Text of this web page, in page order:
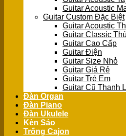
Guitar Acoustic
Guitar Custom Đặc Biệt
Guitar Acoustic
Guitar Classic
Guitar Cao Cấp
Guitar Điện
Guitar Size Nhỏ
Guitar Giá Rẻ
Guitar Trẻ Em
Guitar Cũ Thanh
Đàn Organ
Đàn Piano
Đàn Ukulele
Kèn Sáo
Trống Cajon